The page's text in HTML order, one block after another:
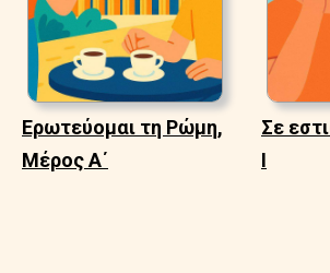
Ερωτεύομαι τη Ρώμη,
Μέρος Α΄
Σε
Ι